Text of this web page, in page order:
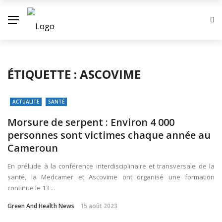
ECONOMIE
SOCIETE
CONTACT
ÉTIQUETTE : ASCOVIME
ACTUALITE SANTÉ
Morsure de serpent : Environ 4 000
personnes sont victimes chaque année au
Cameroun
En prélude à la conférence interdisciplinaire et transversale de la
santé, la Medcamer et Ascovime ont organisé une formation
continue le 13 ...
Green And Health News 15 août 2023